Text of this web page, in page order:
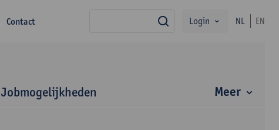
Contact zoekLogin NL EN
Jobmogelijkheden Meer